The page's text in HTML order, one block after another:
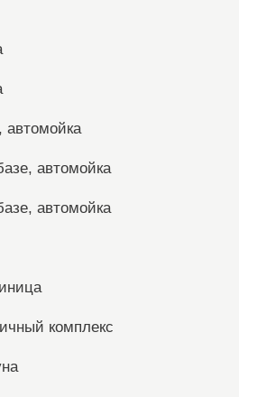
автомойка
автомойка
автомойка
комплекс